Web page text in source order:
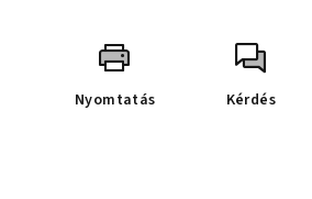
Nyomtatás Kérdés